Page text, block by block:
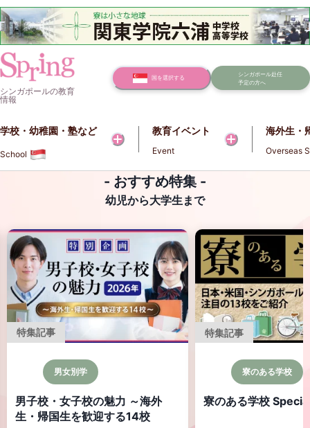
シンガポールの教育
情報
国を選択する
シンガポール赴任
予定の方へ
学校・幼稚園・塾など​​
School
教育イベント
Event
海外生・
Overseas
- おすすめ特集 -
幼児から大学生まで
特集記事
男女別学
男子校・女子校の魅力 ～海外
生・帰国生を歓迎する14校
特集記事
寮のある学校
寮のある学校